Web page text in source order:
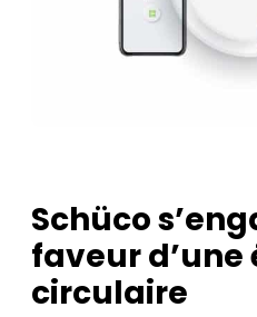
Schüco
faveur d’une
circulaire ​